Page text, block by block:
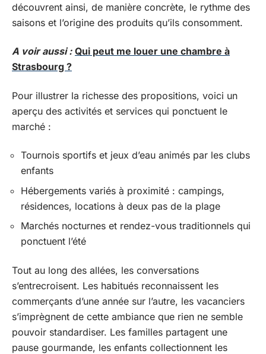
découvrent ainsi, de manière concrète, le rythme des
saisons et l’origine des produits qu’ils consomment.
A voir aussi : Qui peut me louer une chambre à
Strasbourg ?
Pour illustrer la richesse des propositions, voici un
aperçu des activités et services qui ponctuent le
marché :
Tournois sportifs et jeux d’eau animés par les clubs
enfants
Hébergements variés à proximité : campings,
résidences, locations à deux pas de la plage
Marchés nocturnes et rendez-vous traditionnels qui
ponctuent l’été
Tout au long des allées, les conversations
s’entrecroisent. Les habitués reconnaissent les
commerçants d’une année sur l’autre, les vacanciers
s’imprègnent de cette ambiance que rien ne semble
pouvoir standardiser. Les familles partagent une
pause gourmande, les enfants collectionnent les